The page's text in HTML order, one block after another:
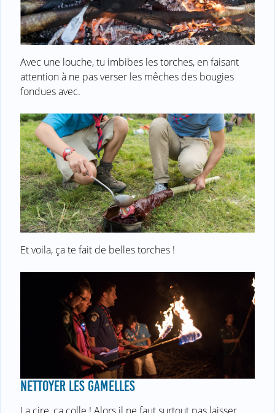
Avec une louche, tu imbibes les torches, en faisant
attention à ne pas verser les mêches des bougies
fondues avec.
Et voila, ça te fait de belles torches !
NETTOYER LES GAMELLES